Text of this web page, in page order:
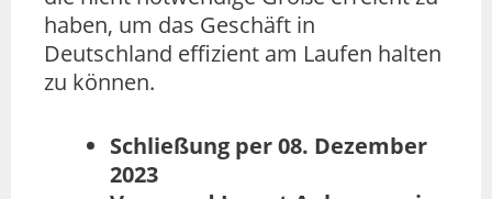
haben, um das Geschäft in
Deutschland effizient am Laufen halten
zu können.
Schließung per 08. Dezember
2023